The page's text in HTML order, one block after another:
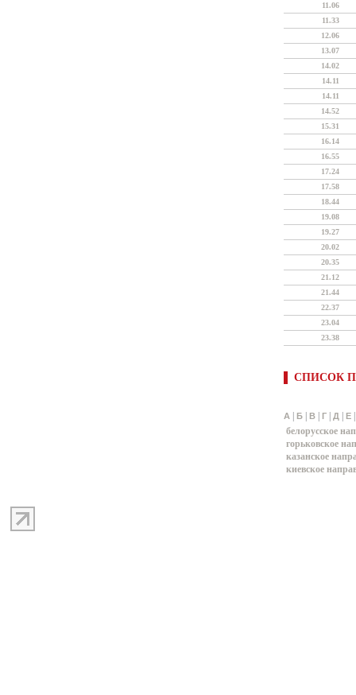
11.06
11.33
12.06
13.07
14.02
14.11
14.11
14.52
15.31
16.14
16.55
17.24
17.58
18.44
19.08
19.27
20.02
20.35
21.12
21.44
22.37
23.04
23.38
СПИСОК
А Б В Г Д Е
белорусское
горьковское
казанское
киевское